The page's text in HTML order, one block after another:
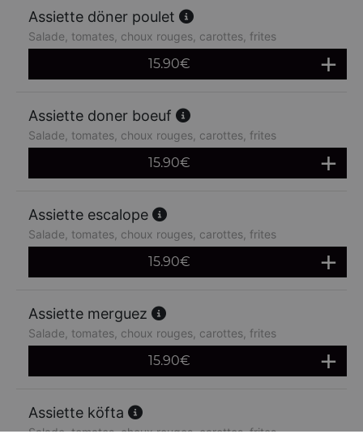
Assiette döner poulet
Salade, tomates, choux rouges, carottes, frites
15.90€
Assiette doner boeuf
Salade, tomates, choux rouges, carottes, frites
15.90€
Assiette escalope
Salade, tomates, choux rouges, carottes, frites
15.90€
Assiette merguez
Salade, tomates, choux rouges, carottes, frites
15.90€
Assiette köfta